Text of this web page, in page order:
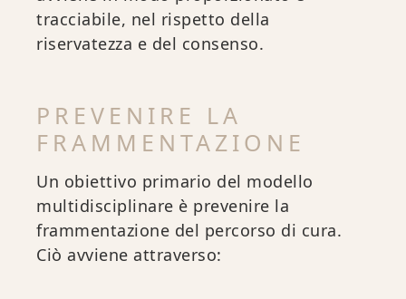
tracciabile, nel rispetto della
riservatezza e del consenso.
PREVENIRE LA
FRAMMENTAZIONE
Un obiettivo primario del modello
multidisciplinare è prevenire la
frammentazione del percorso di cura.
Ciò avviene attraverso: